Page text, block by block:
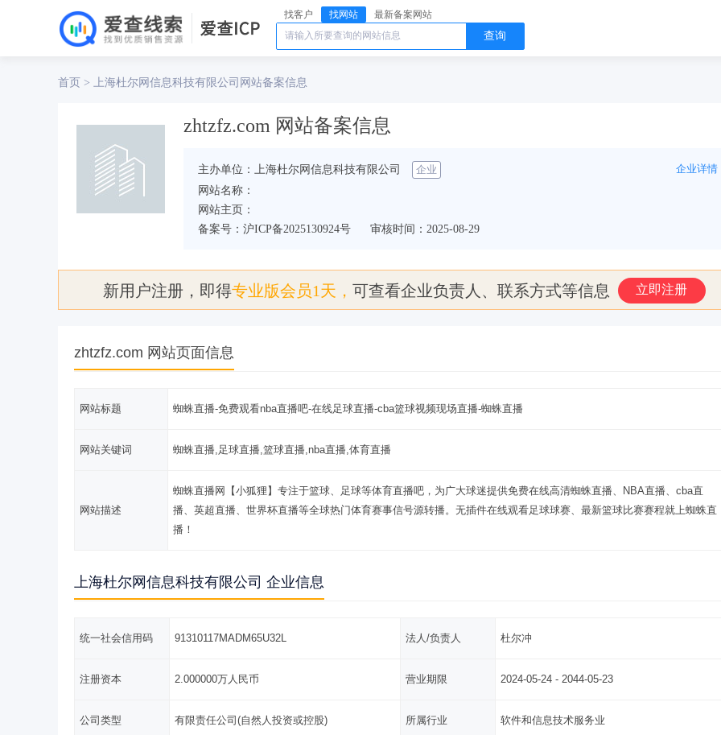
找客户 找网站 最新备案网站
查询
首页 > 上海杜尔网信息科技有限公司 网站备案信息
zhtzfz.com 网站备案信息
主办单位：上海杜尔网信息科技有限公司 企业
企业详情
网站名称：
网站主页：
备案号：沪ICP备2025130924号
审核时间：2025-08-29
新用户注册，即得专业版会员1天， 可查看企业负责人、联系方式等信息 立即注册
zhtzfz.com 网站页面信息
网站标题 蜘蛛直播-免费观看nba直播吧-在线足球直播-cba篮球视频现场直播-蜘蛛直播
网站关键词 蜘蛛直播,足球直播,篮球直播,nba直播,体育直播
网站描述
蜘蛛直播网【小狐狸】专注于篮球、足球等体育直播吧，为广大球迷提供免费在线高清蜘蛛直播、NBA直播、cba直
播、英超直播、世界杯直播等全球热门体育赛事信号源转播。无插件在线观看足球球赛、最新篮球比赛赛程就上蜘蛛直
播！
上海杜尔网信息科技有限公司 企业信息
统一社会信用码 91310117MADM65U32L 法人/负责人 杜尔冲
注册资本 2.000000万人民币 营业期限 2024-05-24 - 2044-05-23
公司类型 有限责任公司(自然人投资或控股) 所属行业 软件和信息技术服务业